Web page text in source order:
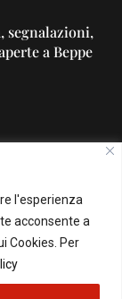
l'esperienza
acconsente a
Cookies. Per
segnalazioni,
a Beppe
PUBBLICITA'
su questo Blog: